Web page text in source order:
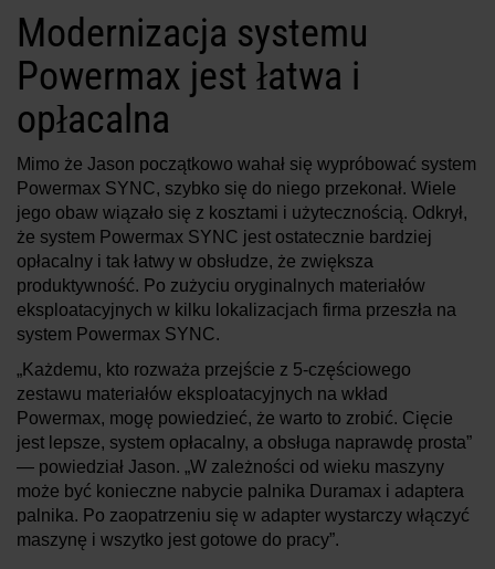
Modernizacja systemu
Powermax jest łatwa i
opłacalna
Mimo że Jason początkowo wahał się wypróbować system
Powermax SYNC, szybko się do niego przekonał. Wiele
jego obaw wiązało się z kosztami i użytecznością. Odkrył,
że system Powermax SYNC jest ostatecznie bardziej
opłacalny i tak łatwy w obsłudze, że zwiększa
produktywność. Po zużyciu oryginalnych materiałów
eksploatacyjnych w kilku lokalizacjach firma przeszła na
system Powermax SYNC.
„Każdemu, kto rozważa przejście z 5-częściowego
zestawu materiałów eksploatacyjnych na wkład
Powermax, mogę powiedzieć, że warto to zrobić. Cięcie
jest lepsze, system opłacalny, a obsługa naprawdę prosta”
— powiedział Jason. „W zależności od wieku maszyny
może być konieczne nabycie palnika Duramax i adaptera
palnika. Po zaopatrzeniu się w adapter wystarczy włączyć
maszynę i wszytko jest gotowe do pracy”.